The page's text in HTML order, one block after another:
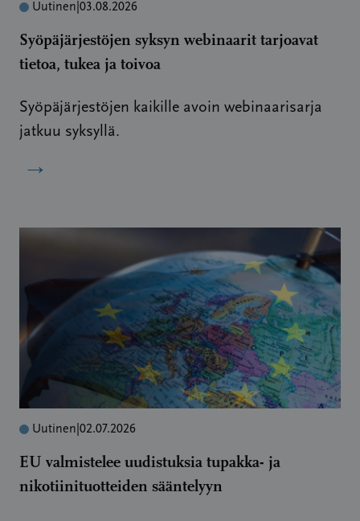
Uutinen 03.08.2026
Syöpäjärjestöjen syksyn webinaarit tarjoavat
tietoa, tukea ja toivoa
Syöpäjärjestöjen kaikille avoin webinaarisarja
jatkuu syksyllä.
→
Uutinen 02.07.2026
EU valmistelee uudistuksia tupakka- ja
nikotiinituotteiden sääntelyyn